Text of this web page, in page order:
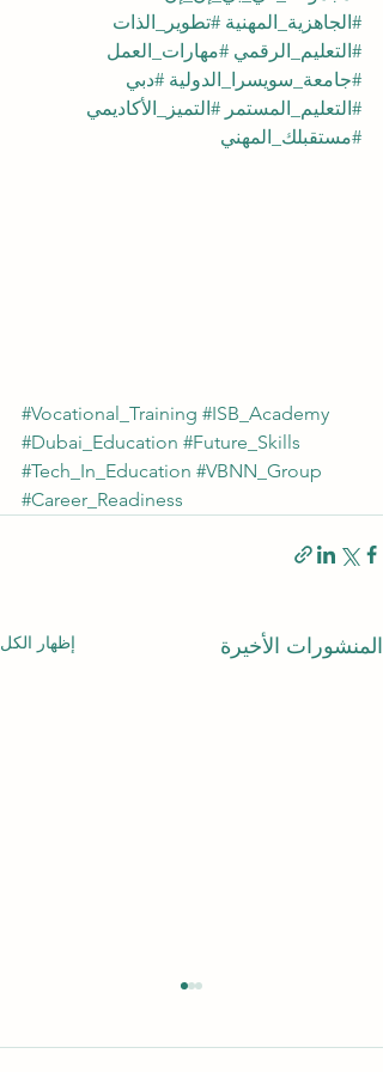
#الجاهزية_المهنية #تطوير_الذات
#التعليم_الرقمي #مهارات_العمل
#جامعة_سويسرا_الدولية #دبي
#التعليم_المستمر #التميز_الأكاديمي
#مستقبلك_المهني
#Vocational_Training #ISB_Academy
#Dubai_Education #Future_Skills
#Tech_In_Education #VBNN_Group
#Career_Readiness
المنشورات الأخيرة إظهار الكل